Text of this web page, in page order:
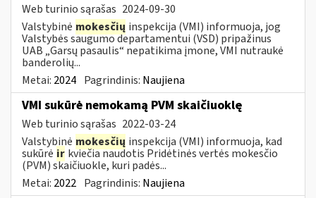
Web turinio sąrašas 2024-09-30
Valstybinė mokesčių inspekcija (VMI) informuoja, jog
Valstybės saugumo departamentui (VSD) pripažinus
UAB „Garsų pasaulis“ nepatikima įmone, VMI nutraukė
banderolių...
Metai: 2024 Pagrindinis: Naujiena
VMI sukūrė nemokamą PVM skaičiuoklę
Web turinio sąrašas 2022-03-24
Valstybinė mokesčių inspekcija (VMI) informuoja, kad
sukūrė ir kviečia naudotis Pridėtinės vertės mokesčio
(PVM) skaičiuokle, kuri padės...
Metai: 2022 Pagrindinis: Naujiena